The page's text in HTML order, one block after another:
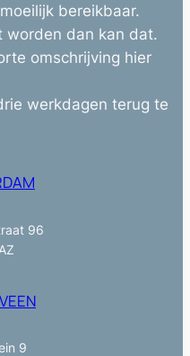
bereikbaar.
worden dan kan dat.
omschrijving hier
werkdagen terug te
96
9